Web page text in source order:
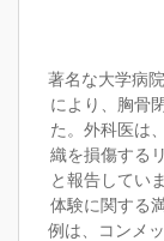
著名な大学病
により、胸骨
た。外科医は
織を損傷する
と報告してい
体験に関する
例は、コンメ